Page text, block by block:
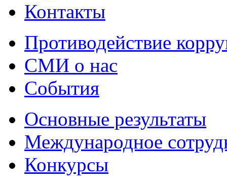
Контакты
Противодействие
СМИ о нас
События
Основные результаты
Международное
Конкурсы